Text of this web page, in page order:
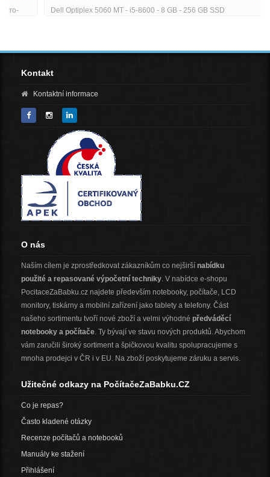
Dell Optiplex 5060 MT - i5-8600 - 8 GB - 256 GB SSD
Kontakt
Kontaktní informace
O nás
Naším cílem je zprostředkovat zákazníkům co nejširší nabídku
použité a repasované výpočetní techniky. V nabídce e-shopu
PocitaceZaBabku.cz najdete především notebooky, počítače, LCD
monitory, tiskárny a mobilní zařízení jako tablety a telefony. Část
našeho sortimentu tvoří nové zboží a velmi výhodné předváděcí
notebooky a počítače. Ty bývají ve stavu nových produktů. Abychom
vám zaručili široký sortiment a špičkovou kvalitu spolupracujeme s
mnoha prodejci v ČR i v EU. Na zboží poskytujeme záruku a servis.
Užitečné odkazy na PočítačeZaBabku.CZ
Co je repas?
Často kladené otázky
Recenze počítačů a notebooků
Manuály ke stažení
Přihlášení